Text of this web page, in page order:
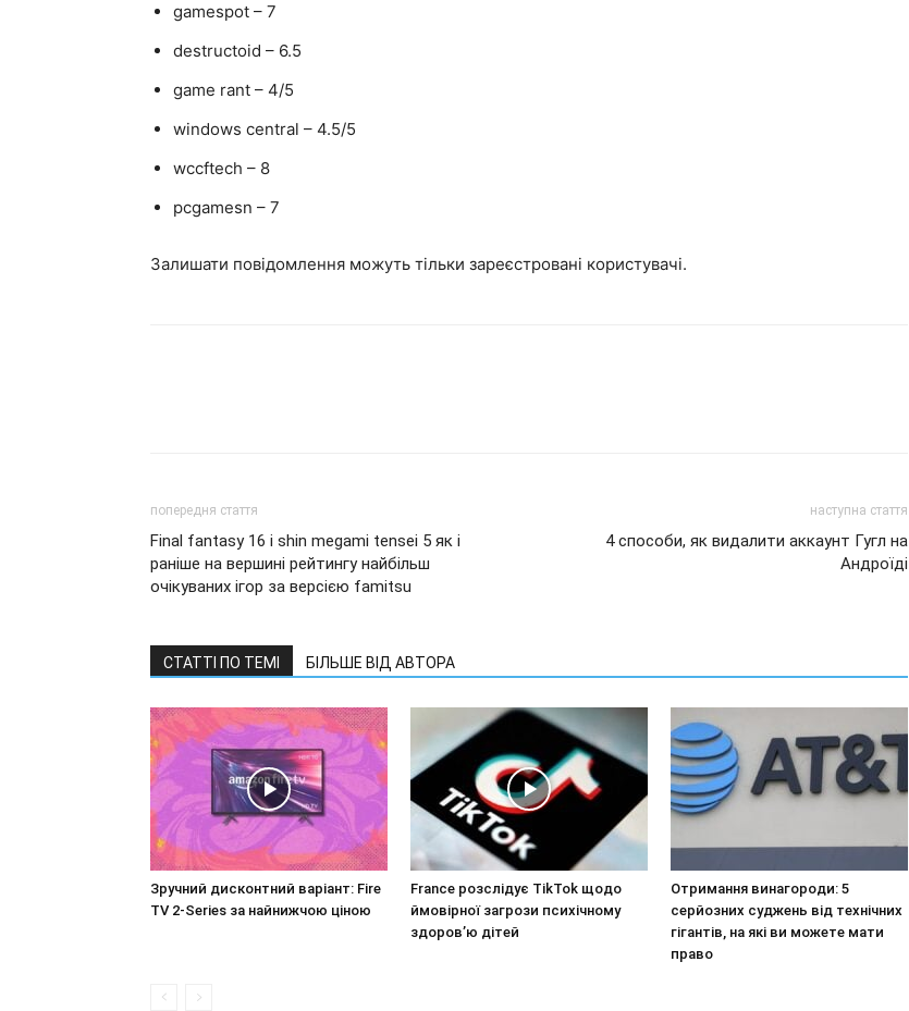
gamespot – 7
destructoid – 6.5
game rant – 4/5
windows central – 4.5/5
wccftech – 8
pcgamesn – 7
Залишати повідомлення можуть тільки зареєстровані користувачі.
попередня стаття
Final fantasy 16 і shin megami tensei 5 як і
раніше на вершині рейтингу найбільш
очікуваних ігор за версією famitsu
наступна стаття
4 способи, як видалити аккаунт Гугл на
Андроїді
СТАТТІ ПО ТЕМІ БІЛЬШЕ ВІД АВТОРА
Зручний дисконтний варіант: Fire
TV 2-Series за найнижчою ціною
France розслідує TikTok щодо
ймовірної загрози психічному
здоров’ю дітей
Отримання винагороди: 5
серйозних суджень від технічних
гігантів, на які ви можете мати
право